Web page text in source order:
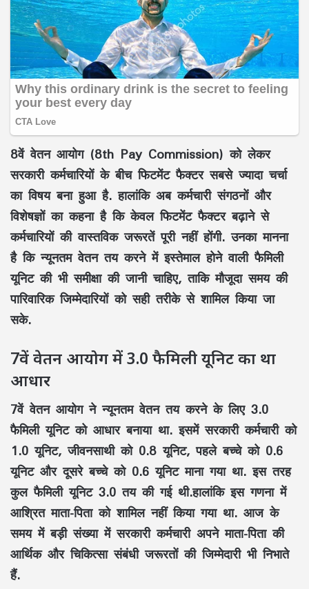
8वें वेतन आयोग (8th Pay Commission) को लेकर
सरकारी कर्मचारियों के बीच फिटमेंट फैक्टर सबसे ज्यादा चर्चा
का विषय बना हुआ है. हालांकि अब कर्मचारी संगठनों और
विशेषज्ञों का कहना है कि केवल फिटमेंट फैक्टर बढ़ाने से
कर्मचारियों की वास्तविक जरूरतें पूरी नहीं होंगी. उनका मानना
है कि न्यूनतम वेतन तय करने में इस्तेमाल होने वाली फैमिली
यूनिट की भी समीक्षा की जानी चाहिए, ताकि मौजूदा समय की
पारिवारिक जिम्मेदारियों को सही तरीके से शामिल किया जा
सके.
7वें वेतन आयोग में 3.0 फैमिली यूनिट का था
आधार
7वें वेतन आयोग ने न्यूनतम वेतन तय करने के लिए 3.0
फैमिली यूनिट को आधार बनाया था. इसमें सरकारी कर्मचारी को
1.0 यूनिट, जीवनसाथी को 0.8 यूनिट, पहले बच्चे को 0.6
यूनिट और दूसरे बच्चे को 0.6 यूनिट माना गया था. इस तरह
कुल फैमिली यूनिट 3.0 तय की गई थी.हालांकि इस गणना में
आश्रित माता-पिता को शामिल नहीं किया गया था. आज के
समय में बड़ी संख्या में सरकारी कर्मचारी अपने माता-पिता की
आर्थिक और चिकित्सा संबंधी जरूरतों की जिम्मेदारी भी निभाते
हैं.